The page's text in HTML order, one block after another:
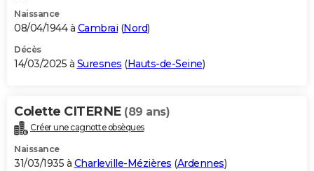
Naissance
08/04/1944 à Cambrai (Nord)
Décès
14/03/2025 à Suresnes (Hauts-de-Seine)
Colette CITERNE (89 ans)
Créer une cagnotte obsèques
Naissance
31/03/1935 à Charleville-Mézières (Ardennes)